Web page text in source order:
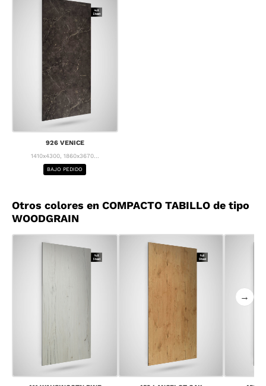
926 VENICE
1410x4300, 1860x3670...
BAJO PEDIDO
Otros colores en COMPACTO TABILLO de tipo
WOODGRAIN
→